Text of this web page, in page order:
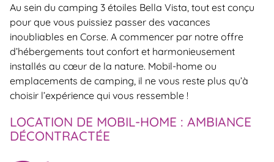
Au sein du camping 3 étoiles Bella Vista, tout est conçu
pour que vous puissiez passer des vacances
inoubliables en Corse. A commencer par notre offre
d’hébergements tout confort et harmonieusement
installés au cœur de la nature. Mobil-home ou
emplacements de camping, il ne vous reste plus qu’à
choisir l’expérience qui vous ressemble !
LOCATION DE MOBIL-HOME : AMBIANCE
DÉCONTRACTÉE